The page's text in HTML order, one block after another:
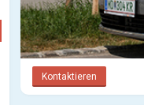
Kontaktieren